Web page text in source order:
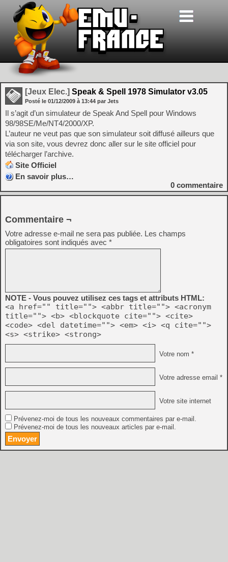
[Jeux Elec.] Speak & Spell 1978 Simulator v3.05
Posté le 01/12/2009 à 13:44 par Jets
Il s’agit d’un simulateur de Speak And Spell pour Windows
98/98SE/Me/NT4/2000/XP.
L’auteur ne veut pas que son simulateur soit diffusé ailleurs que
via son site, vous devrez donc aller sur le site officiel pour
télécharger l’archive.
Site Officiel
En savoir plus…
0 commentaire
Commentaire ¬
Votre adresse e-mail ne sera pas publiée. Les champs
obligatoires sont indiqués avec *
NOTE - Vous pouvez utilisez ces tags et attributs HTML:
<a href="" title=""> <abbr title=""> <acronym
title=""> <b> <blockquote cite=""> <cite>
<code> <del datetime=""> <em> <i> <q cite="">
<s> <strike> <strong>
Votre nom *
Votre adresse email *
Votre site internet
Prévenez-moi de tous les nouveaux commentaires par e-mail.
Prévenez-moi de tous les nouveaux articles par e-mail.